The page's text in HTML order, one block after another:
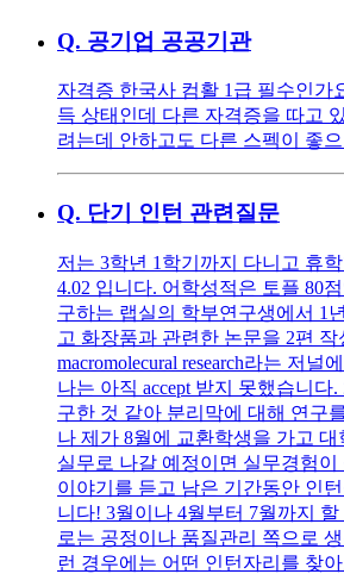
Q. 공기업 공공기관
자격증 한국사 컴활 1급 필수인가
득 상태인데 다른 자격증을 따고
려는데 안하고도 다른 스펙이 좋
Q. 단기 인턴 관련질문
저는 3학년 1학기까지 다니고 휴
4.02 입니다. 어학성적은 토플 80
구하는 랩실의 학부연구생에서 1
고 화장품과 관련한 논문을 2편
macromolecural research라는 저널
나는 아직 accept 받지 못했습니다
구한 것 같아 분리막에 대해 연구
나 제가 8월에 교환학생을 가고
실무로 나갈 예정이면 실무경험이
이야기를 듣고 남은 기간동안 인
니다! 3월이나 4월부터 7월까지
로는 공정이나 품질관리 쪽으로
런 경우에는 어떤 인턴자리를 찾